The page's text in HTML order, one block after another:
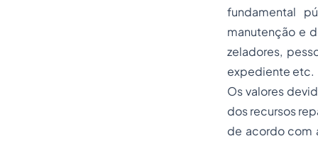
fundamental
manutenção e
zeladores,
expediente etc.
Os valores
dos recursos
de acordo com